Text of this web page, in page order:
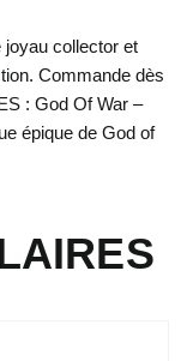
joyau collector et
Commande dès
: God Of War –
épique de God of